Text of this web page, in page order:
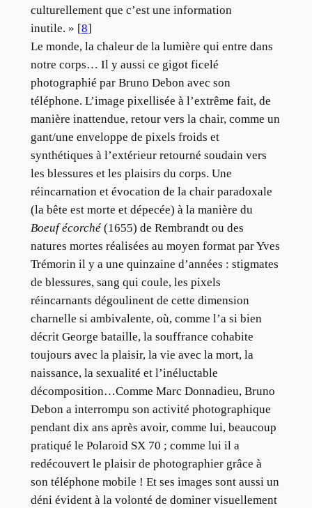
culturellement que c’est une information
inutile. » [8]
Le monde, la chaleur de la lumière qui entre dans
notre corps… Il y aussi ce gigot ficelé
photographié par Bruno Debon avec son
téléphone. L’image pixellisée à l’extrême fait, de
manière inattendue, retour vers la chair, comme un
gant/une enveloppe de pixels froids et
synthétiques à l’extérieur retourné soudain vers
les blessures et les plaisirs du corps. Une
réincarnation et évocation de la chair paradoxale
(la bête est morte et dépecée) à la manière du
Boeuf écorché(1655) de Rembrandt ou des
natures mortes réalisées au moyen format par Yves
Trémorin il y a une quinzaine d’années : stigmates
de blessures, sang qui coule, les pixels
réincarnants dégoulinent de cette dimension
charnelle si ambivalente, où, comme l’a si bien
décrit George bataille, la souffrance cohabite
toujours avec la plaisir, la vie avec la mort, la
naissance, la sexualité et l’inéluctable
décomposition…Comme Marc Donnadieu, Bruno
Debon a interrompu son activité photographique
pendant dix ans après avoir, comme lui, beaucoup
pratiqué le Polaroid SX 70 ; comme lui il a
redécouvert le plaisir de photographier grâce à
son téléphone mobile ! Et ses images sont aussi un
déni évident à la volonté de dominer visuellement